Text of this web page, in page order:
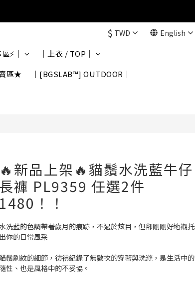
使用!
$ TWD English
⚡｜
｜上衣 / TOP｜
區★
｜[BGSLAB™] OUTDOOR｜
🔥新品上架🔥貓鬚水洗藍牛仔
長褲 PL9359 任選2件
1480！！
洗藍的色調帶著歲月的痕跡，不過於炫目，但卻剛剛好地襯托
出你的日常風采
鬚刷紋的細節，彷彿紀錄了無數次的穿著與洗滌，是生活中的
隨性、也是風格中的不妥協。